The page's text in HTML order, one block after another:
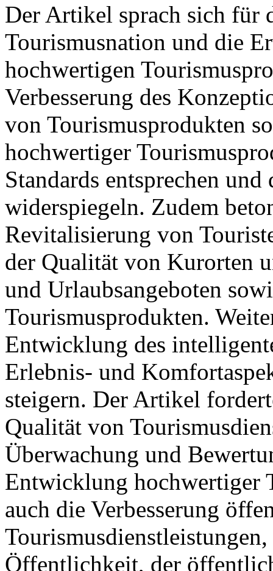
Der Artikel sprach sich für
Tourismusnation und die
hochwertigen
Verbesserung des
von Tourismusprodukten
hochwertiger
Standards entsprechen
widerspiegeln. Zudem
Revitalisierung von
der Qualität von Kurorten
und Urlaubsangeboten
Tourismusprodukten.
Entwicklung des
Erlebnis- und
steigern. Der Artikel
Qualität von
Überwachung und
Entwicklung hochwertiger
auch die Verbesserung
Öffentlichkeit, der